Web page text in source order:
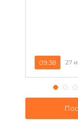
09:38 27